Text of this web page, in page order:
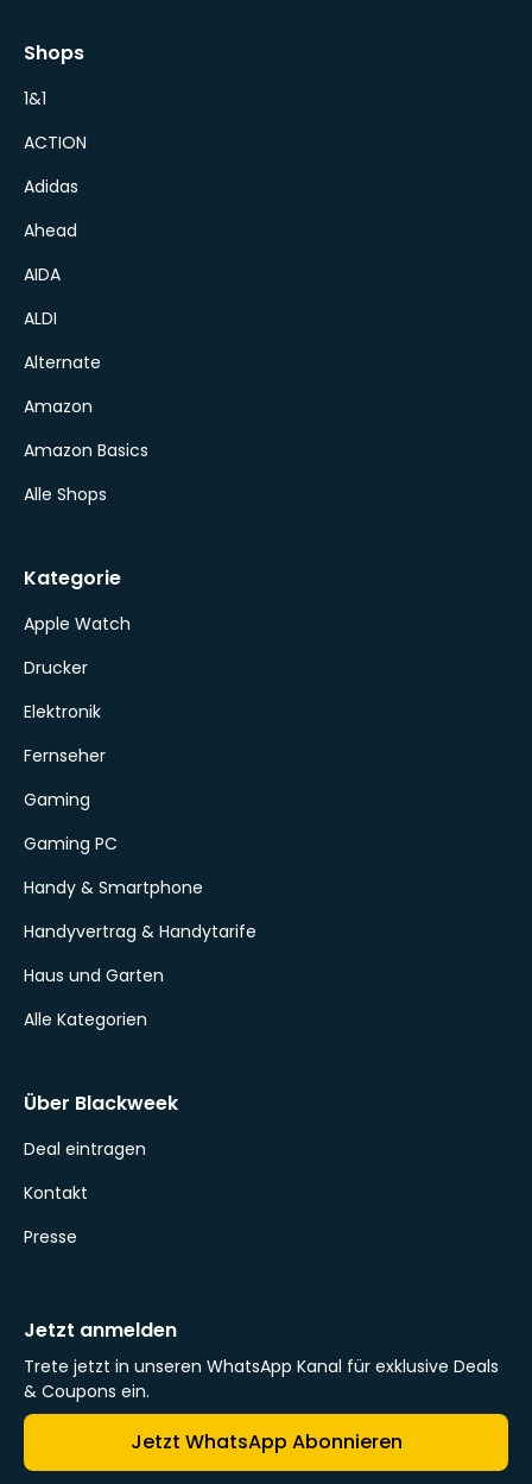
Shops
1&1
ACTION
Adidas
Ahead
AIDA
ALDI
Alternate
Amazon
Amazon Basics
Alle Shops
Kategorie
Apple Watch
Drucker
Elektronik
Fernseher
Gaming
Gaming PC
Handy & Smartphone
Handyvertrag & Handytarife
Haus und Garten
Alle Kategorien
Über Blackweek
Deal eintragen
Kontakt
Presse
Jetzt anmelden
Trete jetzt in unseren WhatsApp Kanal für exklusive Deals
& Coupons ein.
Jetzt WhatsApp Abonnieren